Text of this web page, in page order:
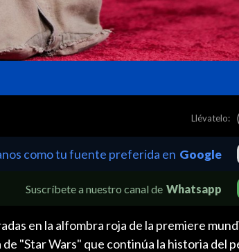
Llévatelo:
como tu fuente preferida en Google
Suscríbete a nuestro canal de Whatsapp
en la alfombra roja de la premiere
"Star Wars" que continúa la historia del